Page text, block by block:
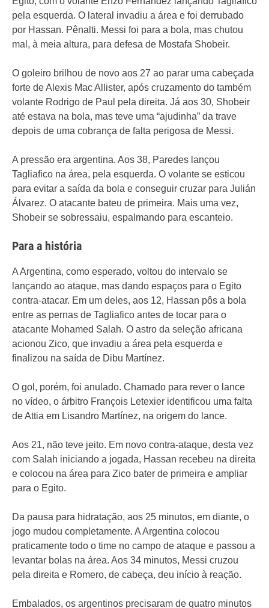
pela esquerda. O lateral invadiu a área e foi derrubado
por Hassan. Pênalti. Messi foi para a bola, mas chutou
mal, à meia altura, para defesa de Mostafa Shobeir.
O goleiro brilhou de novo aos 27 ao parar uma cabeçada
forte de Alexis Mac Allister, após cruzamento do também
volante Rodrigo de Paul pela direita. Já aos 30, Shobeir
até estava na bola, mas teve uma “ajudinha” da trave
depois de uma cobrança de falta perigosa de Messi.
A pressão era argentina. Aos 38, Paredes lançou
Tagliafico na área, pela esquerda. O volante se esticou
para evitar a saída da bola e conseguir cruzar para Julián
Álvarez. O atacante bateu de primeira. Mais uma vez,
Shobeir se sobressaiu, espalmando para escanteio.
Para a história
A Argentina, como esperado, voltou do intervalo se
lançando ao ataque, mas dando espaços para o Egito
contra-atacar. Em um deles, aos 12, Hassan pôs a bola
entre as pernas de Tagliafico antes de tocar para o
atacante Mohamed Salah. O astro da seleção africana
acionou Zico, que invadiu a área pela esquerda e
finalizou na saída de Dibu Martínez.
O gol, porém, foi anulado. Chamado para rever o lance
no vídeo, o árbitro François Letexier identificou uma falta
de Attia em Lisandro Martínez, na origem do lance.
Aos 21, não teve jeito. Em novo contra-ataque, desta vez
com Salah iniciando a jogada, Hassan recebeu na direita
e colocou na área para Zico bater de primeira e ampliar
para o Egito.
Da pausa para hidratação, aos 25 minutos, em diante, o
jogo mudou completamente. A Argentina colocou
praticamente todo o time no campo de ataque e passou a
levantar bolas na área. Aos 34 minutos, Messi cruzou
pela direita e Romero, de cabeça, deu início à reação.
Embalados, os argentinos precisaram de quatro minutos